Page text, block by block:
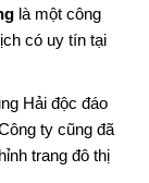
là một công
có uy tín tại
Hải độc đáo
ty cũng đã
trang đô thị